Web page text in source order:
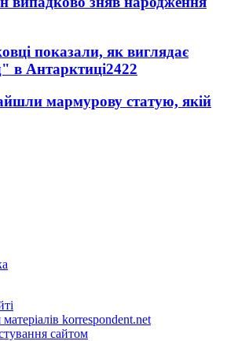
показали, як виглядає
в Антарктиці2422
мармурову статую, якій
korrespondent.net
сайтом